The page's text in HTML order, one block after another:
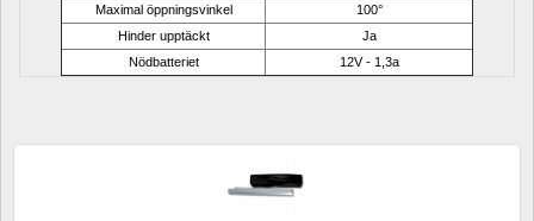
Maximal öppningsvinkel
100°
Hinder upptäckt
Ja
Nödbatteriet
12V - 1,3a